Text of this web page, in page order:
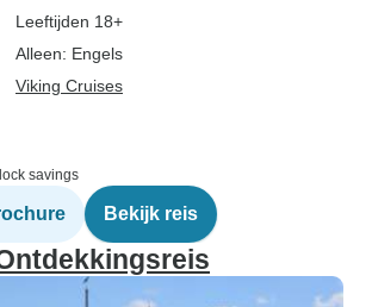
Leeftijden 18+
Alleen: Engels
Viking Cruises
savings
Bekijk reis